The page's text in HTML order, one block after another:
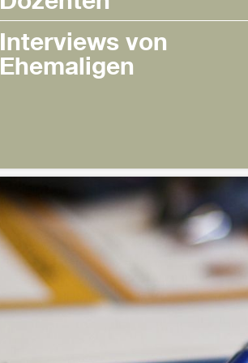
Interviews von
Ehemaligen